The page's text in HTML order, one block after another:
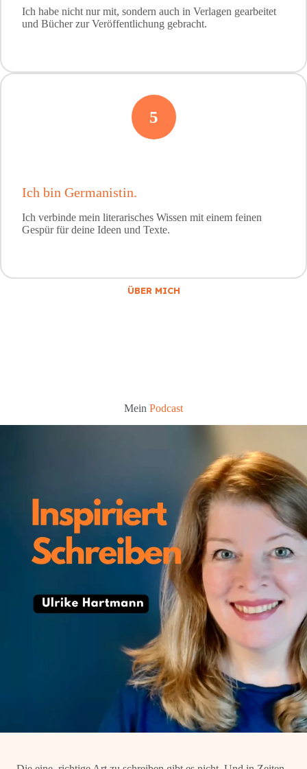
Ich habe nicht nur mit, sondern auch in Verlagen gearbeitet
und Bücher zur Veröffentlichung gebracht.
5
Ich bin Germanistin.
Ich verbinde mein literarisches Wissen mit einem feinen
Gespür für deine Ideen und Texte.
ÜBER MICH
Mein Podcast